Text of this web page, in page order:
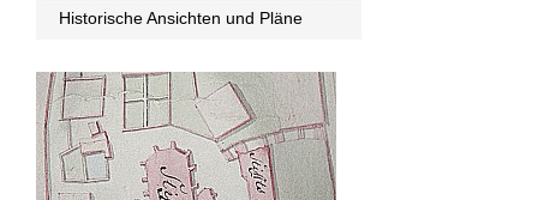
Historische Ansichten und Pläne